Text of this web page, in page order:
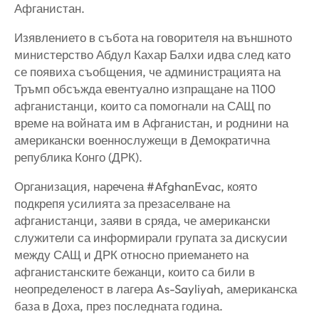
Афганистан.
Изявлението в събота на говорителя на външното
министерство Абдул Кахар Балхи идва след като
се появиха съобщения, че администрацията на
Тръмп обсъжда евентуално изпращане на 1100
афганистанци, които са помогнали на САЩ по
време на войната им в Афганистан, и роднини на
американски военнослужещи в Демократична
република Конго (ДРК).
Организация, наречена #AfghanEvac, която
подкрепя усилията за презаселване на
афганистанци, заяви в сряда, че американски
служители са информирали групата за дискусии
между САЩ и ДРК относно приемането на
афганистанските бежанци, които са били в
неопределеност в лагера As-Sayliyah, американска
база в Доха, през последната година.